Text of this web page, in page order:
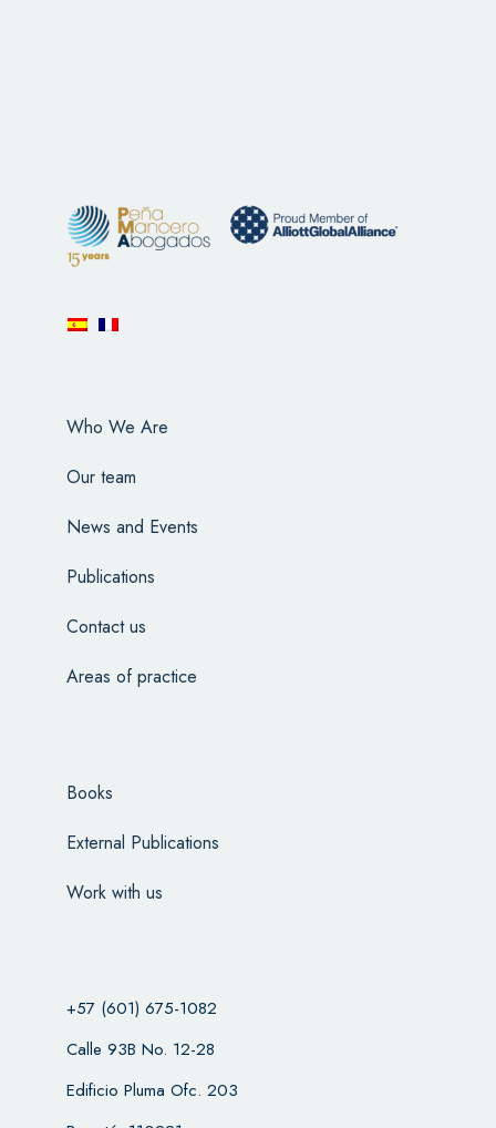
Who We Are
Our team
News and Events
Publications
Contact us
Areas of practice
Books
External Publications
Work with us
+57 (601) 675-1082
Calle 93B No. 12-28
Edificio Pluma Ofc. 203